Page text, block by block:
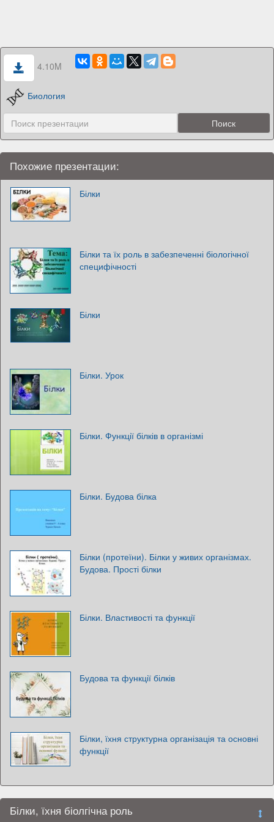
4.10M
Биология
Похожие презентации:
Білки
Білки та їх роль в забезпеченні біологічної
специфічності
Білки
Білки. Урок
Білки. Функції білків в організмі
Білки. Будова білка
Білки (протеїни). Білки у живих організмах.
Будова. Прості білки
Білки. Властивості та функції
Будова та функції білків
Білки, їхня структурна організація та основні
функції
Білки, їхня біолгічна роль